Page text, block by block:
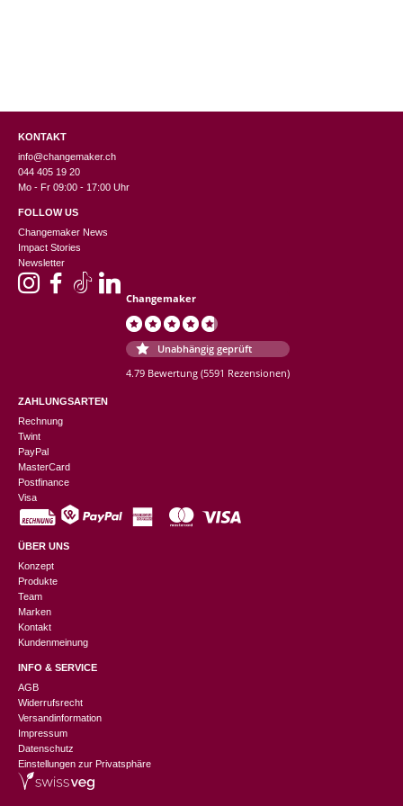
KONTAKT
info@changemaker.ch
044 405 19 20
Mo - Fr 09:00 - 17:00 Uhr
FOLLOW US
Changemaker News
Impact Stories
Newsletter
Changemaker
Unabhängig geprüft
4.79 Bewertung (5591 Rezensionen)
ZAHLUNGSARTEN
Rechnung
Twint
PayPal
MasterCard
Postfinance
Visa
ÜBER UNS
Konzept
Produkte
Team
Marken
Kontakt
Kundenmeinung
INFO & SERVICE
AGB
Widerrufsrecht
Versandinformation
Impressum
Datenschutz
Einstellungen zur Privatsphäre